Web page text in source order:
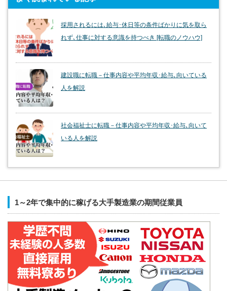
採用されるには､給与･休日等の条件ばかりに気を取ら
れず､仕事に対する意識を持つべき [転職のノウハウ]
建設職に転職－仕事内容や平均年収･給与､向いている
人を解説
社会福祉士に転職－仕事内容や平均年収･給与､向いて
いる人を解説
1～2年で集中的に稼げる大手製造業の期間従業員